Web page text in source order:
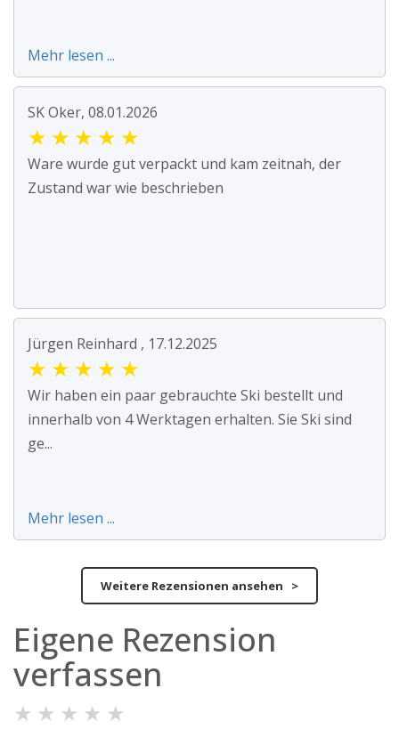
Mehr lesen ...
SK Oker, 08.01.2026
★ ★ ★ ★ ★
Ware wurde gut verpackt und kam zeitnah, der
Zustand war wie beschrieben
Jürgen Reinhard , 17.12.2025
★ ★ ★ ★ ★
Wir haben ein paar gebrauchte Ski bestellt und
innerhalb von 4 Werktagen erhalten. Sie Ski sind
ge...
Mehr lesen ...
Weitere Rezensionen ansehen >
Eigene Rezension
verfassen
★ ★ ★ ★ ★